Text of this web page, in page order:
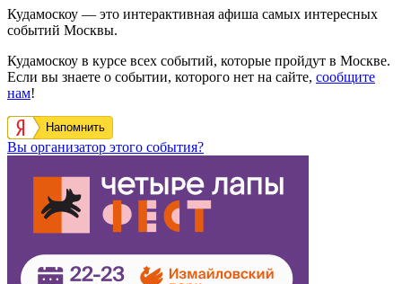
Кудамоскоу — это интерактивная афиша самых интересных
событий Москвы.
Кудамоскоу в курсе всех событий, которые пройдут в Москве.
Если вы знаете о событии, которого нет на сайте, сообщите
нам!
Напомнить
Вы организатор этого события?